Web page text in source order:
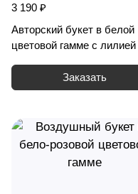
3 190 ₽
Авторский букет в белой
цветовой гамме с лилией
Заказать